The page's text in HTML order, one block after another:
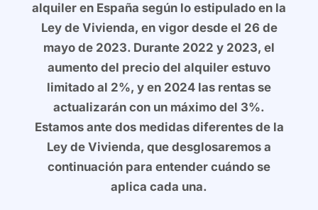
alquiler en España según lo estipulado en la
Ley de Vivienda, en vigor desde el 26 de
mayo de 2023. Durante 2022 y 2023, el
aumento del precio del alquiler estuvo
limitado al 2%, y en 2024 las rentas se
actualizarán con un máximo del 3%.
Estamos ante dos medidas diferentes de la
Ley de Vivienda, que desglosaremos a
continuación para entender cuándo se
aplica cada una.